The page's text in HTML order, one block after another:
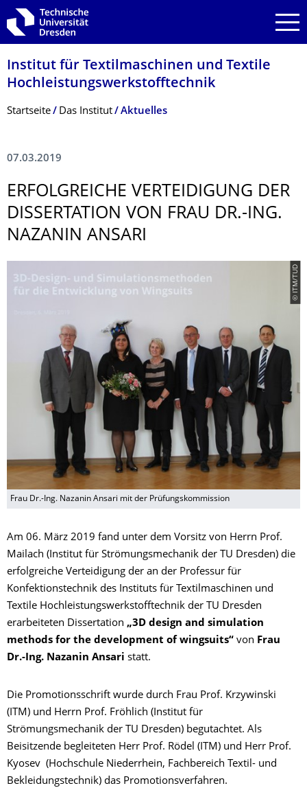
Zur Hauptnavigation springen
Zur Suche springen
Zum Inhalt springen
Institut für Textilmaschinen und Textile
Hochleistungswerk­stofftechnik
Breadcrumb-Menü
Startseite Das Institut Aktuelles
07.03.2019
ERFOLGREICHE VERTEIDIGUNG DER
DISSERTATION VON FRAU DR.-ING.
NAZANIN ANSARI
© ITM/TUD
Frau Dr.-Ing. Nazanin Ansari mit der Prüfungskommission
Am 06. März 2019 fand unter dem Vorsitz von Herrn Prof.
Mailach (Institut für Strömungsmechanik der TU Dresden) die
erfolgreiche Verteidigung der an der Professur für
Konfektionstechnik des Instituts für Textilmaschinen und
Textile Hochleistungswerkstofftechnik der TU Dresden
erarbeiteten Dissertation „3D design and simulation
methods for the development of wingsuits“ von Frau
Dr.-Ing. Nazanin Ansari statt.
Die Promotionsschrift wurde durch Frau Prof. Krzywinski
(ITM) und Herrn Prof. Fröhlich (Institut für
Strömungsmechanik der TU Dresden) begutachtet. Als
Beisitzende begleiteten Herr Prof. Rödel (ITM) und Herr Prof.
Kyosev (Hochschule Niederrhein, Fachbereich Textil- und
Bekleidungstechnik) das Promotionsverfahren.